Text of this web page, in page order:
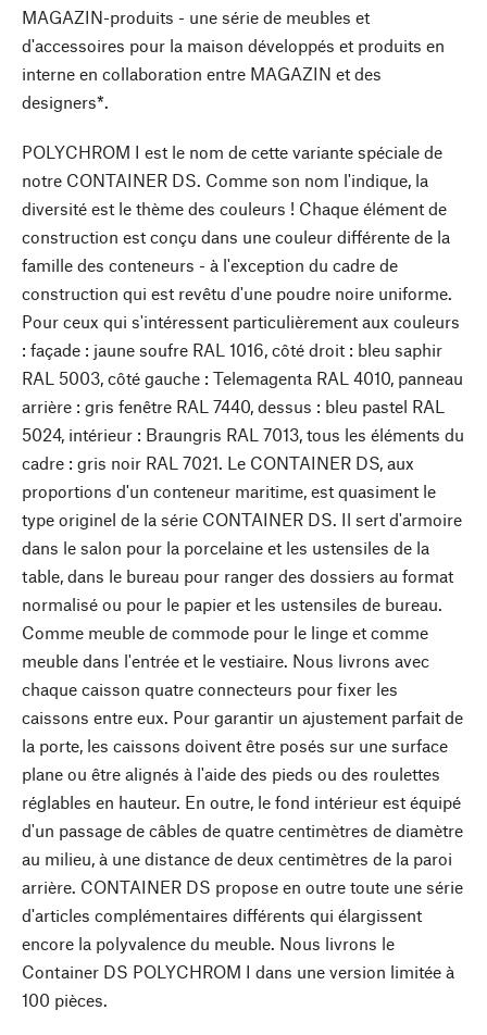
MAGAZIN-produits - une série de meubles et
d'accessoires pour la maison développés et produits en
interne en collaboration entre MAGAZIN et des
designers*.
POLYCHROM I est le nom de cette variante spéciale de
notre CONTAINER DS. Comme son nom l'indique, la
diversité est le thème des couleurs ! Chaque élément de
construction est conçu dans une couleur différente de la
famille des conteneurs - à l'exception du cadre de
construction qui est revêtu d'une poudre noire uniforme.
Pour ceux qui s'intéressent particulièrement aux couleurs
: façade : jaune soufre RAL 1016, côté droit : bleu saphir
RAL 5003, côté gauche : Telemagenta RAL 4010, panneau
arrière : gris fenêtre RAL 7440, dessus : bleu pastel RAL
5024, intérieur : Braungris RAL 7013, tous les éléments du
cadre : gris noir RAL 7021. Le CONTAINER DS, aux
proportions d'un conteneur maritime, est quasiment le
type originel de la série CONTAINER DS. Il sert d'armoire
dans le salon pour la porcelaine et les ustensiles de la
table, dans le bureau pour ranger des dossiers au format
normalisé ou pour le papier et les ustensiles de bureau.
Comme meuble de commode pour le linge et comme
meuble dans l'entrée et le vestiaire. Nous livrons avec
chaque caisson quatre connecteurs pour fixer les
caissons entre eux. Pour garantir un ajustement parfait de
la porte, les caissons doivent être posés sur une surface
plane ou être alignés à l'aide des pieds ou des roulettes
réglables en hauteur. En outre, le fond intérieur est équipé
d'un passage de câbles de quatre centimètres de diamètre
au milieu, à une distance de deux centimètres de la paroi
arrière. CONTAINER DS propose en outre toute une série
d'articles complémentaires différents qui élargissent
encore la polyvalence du meuble. Nous livrons le
Container DS POLYCHROM I dans une version limitée à
100 pièces.